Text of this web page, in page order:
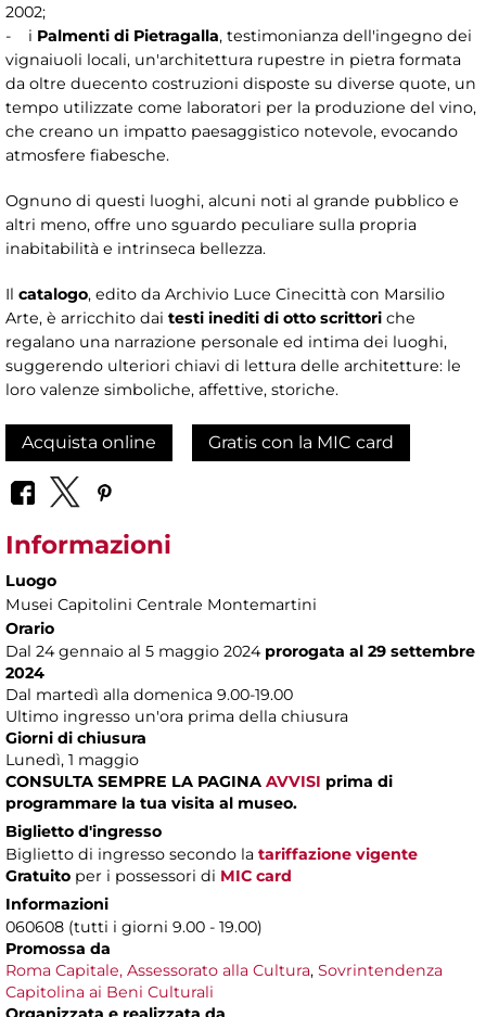
2002;
- i Palmenti di Pietragalla, testimonianza dell'ingegno dei
vignaiuoli locali, un'architettura rupestre in pietra formata
da oltre duecento costruzioni disposte su diverse quote, un
tempo utilizzate come laboratori per la produzione del vino,
che creano un impatto paesaggistico notevole, evocando
atmosfere fiabesche.
Ognuno di questi luoghi, alcuni noti al grande pubblico e
altri meno, offre uno sguardo peculiare sulla propria
inabitabilità e intrinseca bellezza.
Il catalogo, edito da Archivio Luce Cinecittà con Marsilio
Arte, è arricchito dai testi inediti di otto scrittori che
regalano una narrazione personale ed intima dei luoghi,
suggerendo ulteriori chiavi di lettura delle architetture: le
loro valenze simboliche, affettive, storiche.
Acquista online Gratis con la MIC card
Informazioni
Luogo
Musei Capitolini Centrale Montemartini
Orario
Dal 24 gennaio al 5 maggio 2024 prorogata al 29 settembre
2024
Dal martedì alla domenica 9.00-19.00
Ultimo ingresso un'ora prima della chiusura
Giorni di chiusura
Lunedì, 1 maggio
CONSULTA SEMPRE LA PAGINA AVVISI prima di
programmare la tua visita al museo.
Biglietto d'ingresso
Biglietto di ingresso secondo la tariffazione vigente
Gratuito per i possessori di MIC card
Informazioni
060608 (tutti i giorni 9.00 - 19.00)
Promossa da
Roma Capitale, Assessorato alla Cultura, Sovrintendenza
Capitolina ai Beni Culturali